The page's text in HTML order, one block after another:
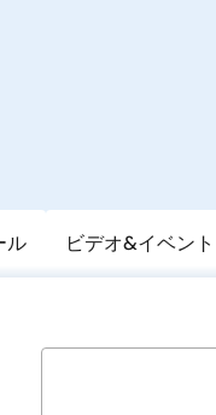
ル ビデオ&イベント